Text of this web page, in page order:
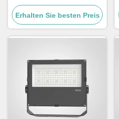
als 110lmW
Erhalten Sie besten Preis